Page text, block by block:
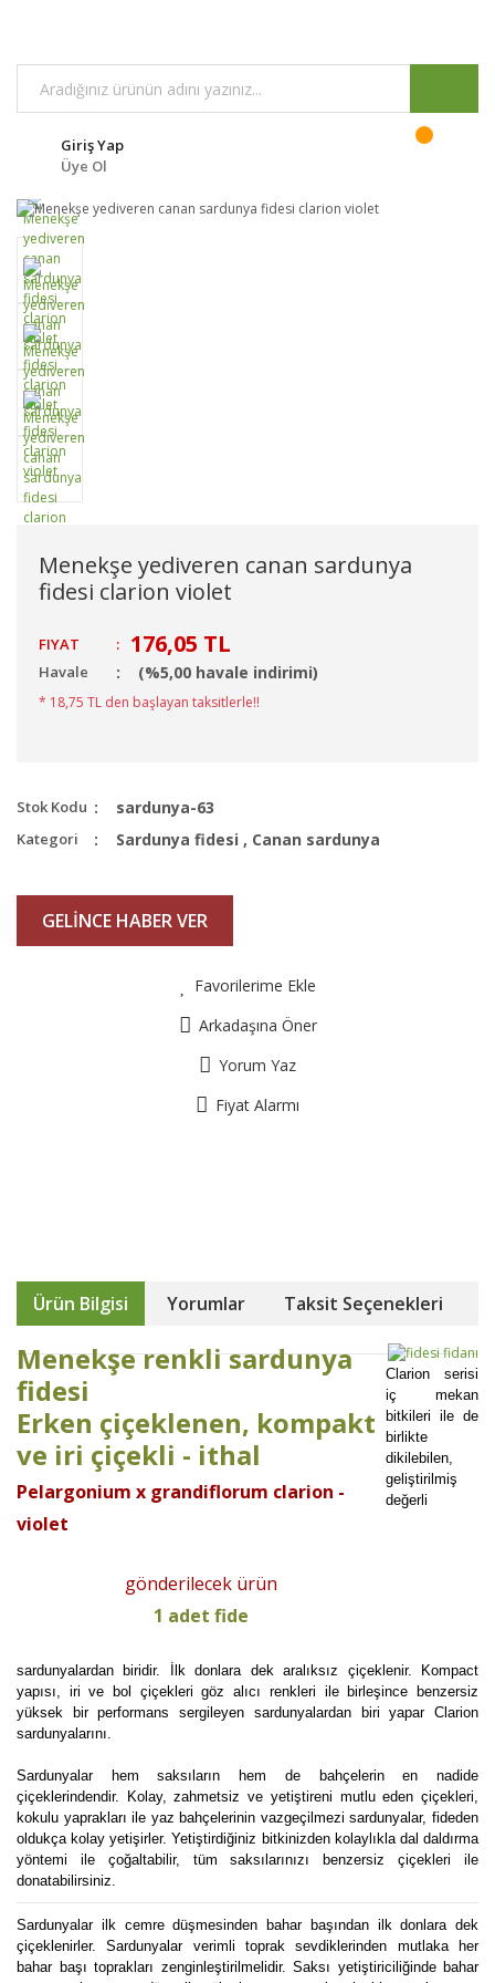
Giriş Yap
Üye Ol
Menekşe yediveren canan sardunya
fidesi clarion violet
FIYAT : 176,05 TL
Havale (%5,00 havale indirimi)
* 18,75 TL den başlayan taksitlerle!!
Stok Kodu sardunya-63
Kategori Sardunya fidesi , Canan sardunya
GELİNCE HABER VER
Favorilerime Ekle
Arkadaşına Öner
Yorum Yaz
Fiyat Alarmı
Ürün Bilgisi Yorumlar Taksit Seçenekleri
Menekşe renkli sardunya
fidesi
Erken çiçeklenen, kompakt
ve iri çiçekli - ithal
Pelargonium x grandiflorum clarion -
violet
gönderilecek ürün
1 adet fide
Clarion serisi
iç mekan
bitkileri ile de
birlikte
dikilebilen,
geliştirilmiş
değerli
sardunyalardan biridir. İlk donlara dek aralıksız çiçeklenir. Kompact
yapısı, iri ve bol çiçekleri göz alıcı renkleri ile birleşince benzersiz
yüksek bir performans sergileyen sardunyalardan biri yapar Clarion
sardunyalarını.
Sardunyalar hem saksıların hem de bahçelerin en nadide
çiçeklerindendir. Kolay, zahmetsiz ve yetiştireni mutlu eden çiçekleri,
kokulu yaprakları ile yaz bahçelerinin vazgeçilmezi sardunyalar, fideden
oldukça kolay yetişirler. Yetiştirdiğiniz bitkinizden kolaylıkla dal daldırma
yöntemi ile çoğaltabilir, tüm saksılarınızı benzersiz çiçekleri ile
donatabilirsiniz.
Sardunyalar ilk cemre düşmesinden bahar başından ilk donlara dek
çiçeklenirler. Sardunyalar verimli toprak sevdiklerinden mutlaka her
bahar başı toprakları zenginleştirilmelidir. Saksı yetiştiriciliğinde bahar